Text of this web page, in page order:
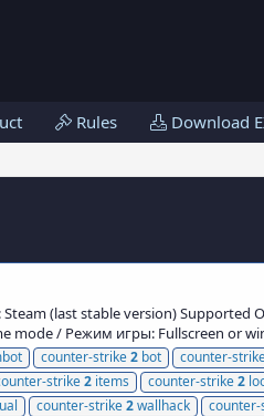
Rules Download
(last stable version)
mode / Режим игры: Fullscreen or
counter-strike2 bot counter-
strike2 items counter-strike2
counter-strike2wallhack